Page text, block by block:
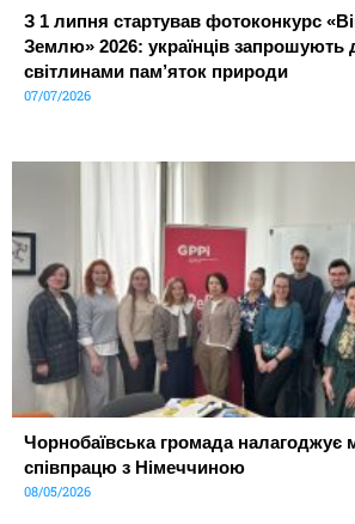
З 1 липня стартував фотоконкурс
Землю» 2026: українців запрошують
світлинами пам’яток природи
07/07/2026
Чорнобаївська громада налагоджує
співпрацю з Німеччиною
08/05/2026